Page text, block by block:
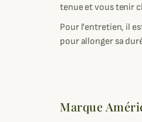
tenue et vous tenir
Pour l'entretien, il
pour allonger sa
Marque